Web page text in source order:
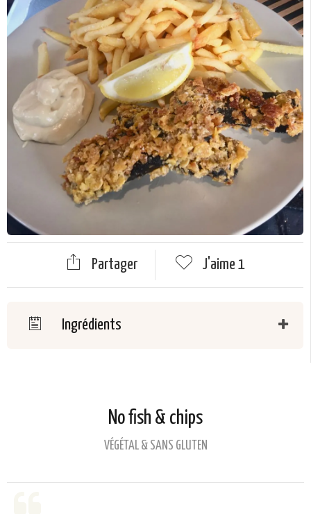
Partager J'aime 1
Ingrédients
No fish & chips
VÉGÉTAL & SANS GLUTEN